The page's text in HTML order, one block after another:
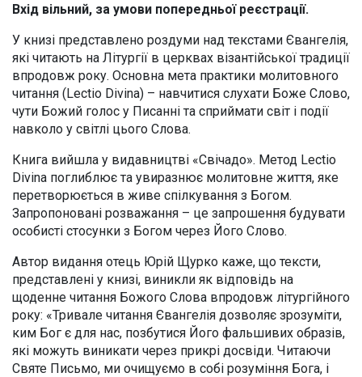
Вхід вільний, за умови попередньої реєстрації.
У книзі представлено роздуми над текстами Євангелія,
які читають на Літургії в церквах візантійської традиції
впродовж року. Основна мета практики молитовного
читання (Lectio Divina) – навчитися слухати Боже Слово,
чути Божий голос у Писанні та сприймати світ і події
навколо у світлі цього Слова.
Книга вийшла у видавництві «Свічадо». Метод Lectio
Divina поглиблює та увиразнює молитовне життя, яке
перетворюється в живе спілкування з Богом.
Запропоновані розважання – це запрошення будувати
особисті стосунки з Богом через Його Слово.
Автор видання отець Юрій Щурко каже, що тексти,
представлені у книзі, виникли як відповідь на
щоденне читання Божого Слова впродовж літургійного
року: «Тривале читання Євангелія дозволяє зрозуміти,
ким Бог є для нас, позбутися Його фальшивих образів,
які можуть виникати через прикрі досвіди. Читаючи
Святе Письмо, ми очищуємо в собі розуміння Бога, і